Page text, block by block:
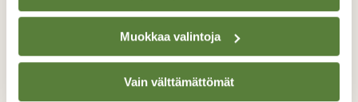
Muokkaa valintoja
Vain välttämättömät
TAKAISIN LISTAAN